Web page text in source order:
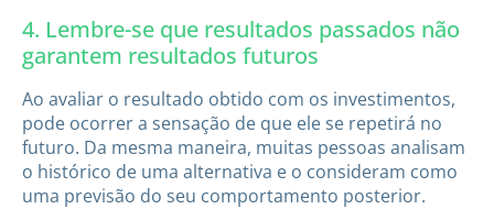
4. Lembre-se que resultados passados não
garantem resultados futuros
Ao avaliar o resultado obtido com os investimentos,
pode ocorrer a sensação de que ele se repetirá no
futuro. Da mesma maneira, muitas pessoas analisam
o histórico de uma alternativa e o consideram como
uma previsão do seu comportamento posterior.